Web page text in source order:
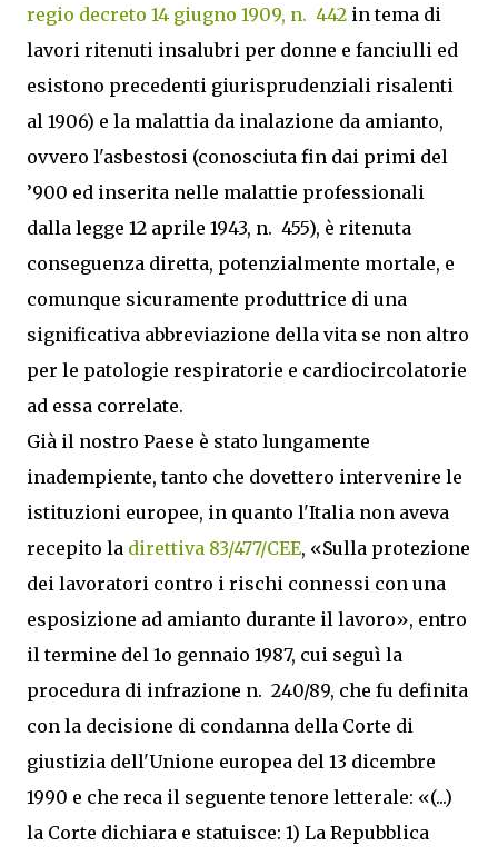
regio decreto 14 giugno 1909, n. 442 in tema di
lavori ritenuti insalubri per donne e fanciulli ed
esistono precedenti giurisprudenziali risalenti
al 1906) e la malattia da inalazione da amianto,
ovvero l'asbestosi (conosciuta fin dai primi del
’900 ed inserita nelle malattie professionali
dalla legge 12 aprile 1943, n. 455), è ritenuta
conseguenza diretta, potenzialmente mortale, e
comunque sicuramente produttrice di una
significativa abbreviazione della vita se non altro
per le patologie respiratorie e cardiocircolatorie
ad essa correlate.
Già il nostro Paese è stato lungamente
inadempiente, tanto che dovettero intervenire le
istituzioni europee, in quanto l'Italia non aveva
recepito la direttiva 83/477/CEE, «Sulla protezione
dei lavoratori contro i rischi connessi con una
esposizione ad amianto durante il lavoro», entro
il termine del 1o gennaio 1987, cui seguì la
procedura di infrazione n. 240/89, che fu definita
con la decisione di condanna della Corte di
giustizia dell'Unione europea del 13 dicembre
1990 e che reca il seguente tenore letterale: «(...)
la Corte dichiara e statuisce: 1) La Repubblica